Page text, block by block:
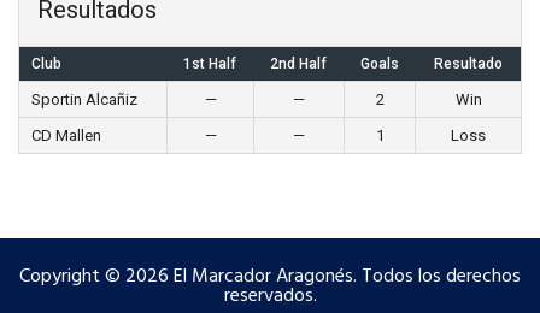
Resultados
Club 1st Half 2nd Half Goals Resultado
Sportin Alcañiz — — 2
Win
CD Mallen
— — 1 Loss
Copyright © 2026 El Marcador Aragonés. Todos los derechos
reservados.